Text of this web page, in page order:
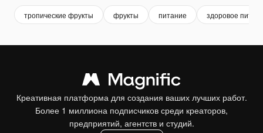
тропические фрукты фрукты питание здоровое
Креативная платформа для создания ваших лучших работ.
Более 1 миллиона подписчиков среди креаторов,
предприятий, агентств и студий.